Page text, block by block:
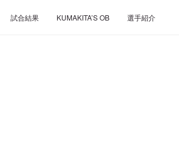
試合結果 KUMAKITA’S OB 選手紹介